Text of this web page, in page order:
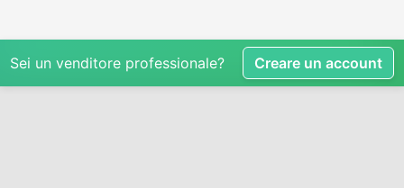
Sei un venditore professionale? Creare un account